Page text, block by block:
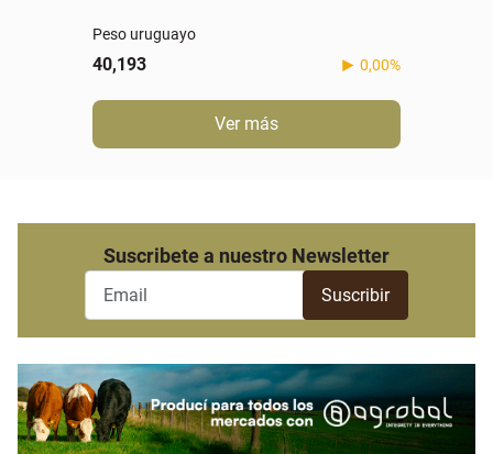
Peso uruguayo
40,193 0,00%
Ver más
Suscribete a nuestro Newsletter